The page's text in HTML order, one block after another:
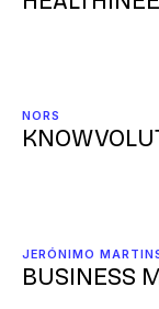
NORS
JERÓNIMO
BUSINESS